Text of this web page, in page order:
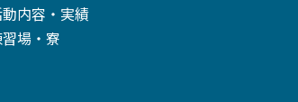
内容・実績
場・寮